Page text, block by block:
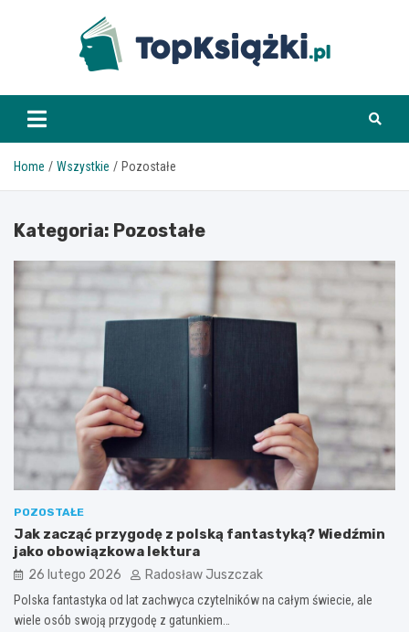
www.topksiazki.pl
Home Wszystkie Pozostałe
Kategoria: Pozostałe
POZOSTAŁE
Jak zacząć przygodę z polską fantastyką? Wiedźmin
jako obowiązkowa lektura
26 lutego 2026 Radosław Juszczak
Polska fantastyka od lat zachwyca czytelników na całym świecie, ale
wiele osób swoją przygodę z gatunkiem…